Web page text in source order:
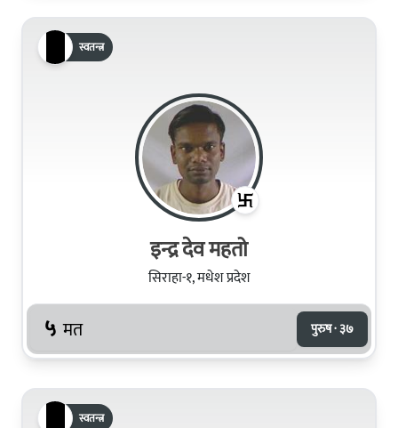
स्वतन्त्र
इन्द्र देव महतो
सिराहा-१, मधेश प्रदेश
५ मत पुरुष · ३७
स्वतन्त्र